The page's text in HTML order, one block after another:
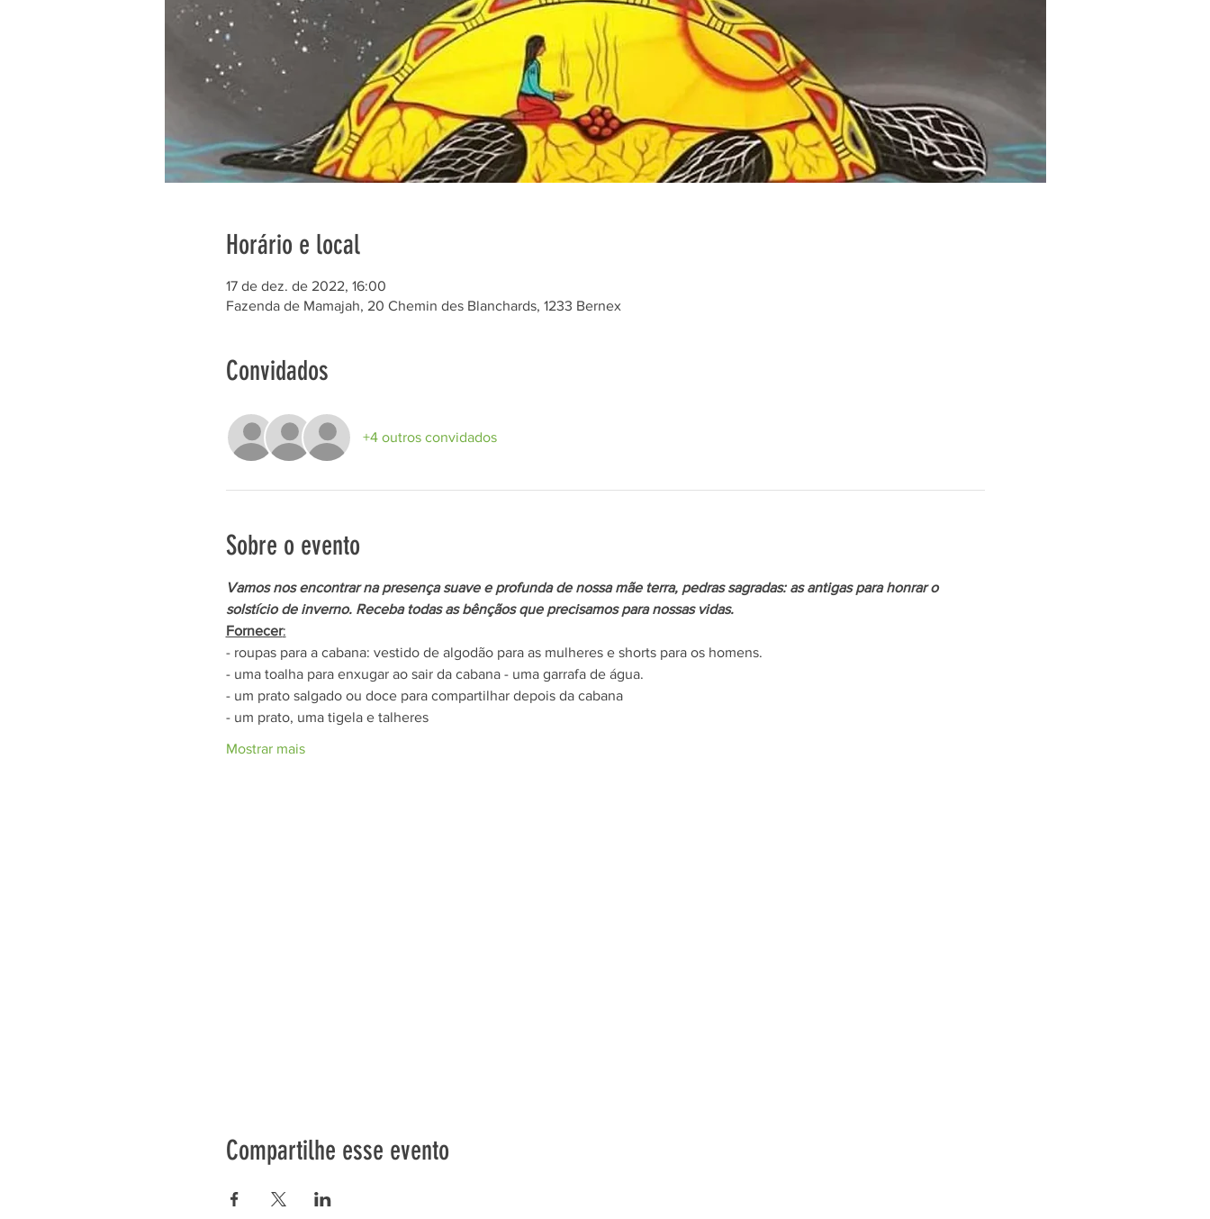
Horário e local
17 de dez. de 2022, 16:00
Fazenda de Mamajah, 20 Chemin des Blanchards, 1233 Bernex
Convidados
+4 outros convidados
Sobre o evento
Vamos nos encontrar na presença suave e profunda de nossa mãe terra, pedras sagradas: as antigas para honrar o
solstício de inverno. Receba todas as bênçãos que precisamos para nossas vidas.
Fornecer:
- roupas para a cabana: vestido de algodão para as mulheres e shorts para os homens.
- uma toalha para enxugar ao sair da cabana - uma garrafa de água.
- um prato salgado ou doce para compartilhar depois da cabana
- um prato, uma tigela e talheres
Mostrar mais
Compartilhe esse evento